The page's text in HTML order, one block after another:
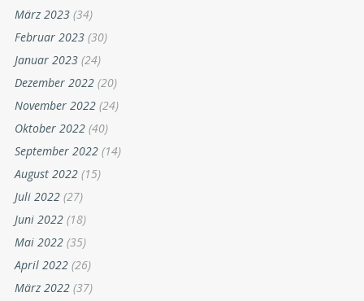
März 2023 (34)
Februar 2023 (30)
Januar 2023 (24)
Dezember 2022 (20)
November 2022 (24)
Oktober 2022 (40)
September 2022 (14)
August 2022 (15)
Juli 2022 (27)
Juni 2022 (18)
Mai 2022 (35)
April 2022 (26)
März 2022 (37)